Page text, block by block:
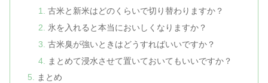
古米と新米はどのくらいで切り替わりますか？
氷を入れると本当においしくなりますか？
古米臭が強いときはどうすればいいですか？
まとめて浸水させて置いておいてもいいですか？
まとめ